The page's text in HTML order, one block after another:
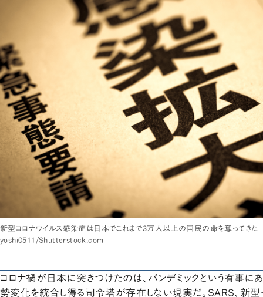
新型コロナウイルス感染症は日本でこれまで3万人以上の国民の命を奪ってきた
yoshi0511/Shutterstock.com
コロナ禍が日本に突きつけたのは、パンデミックという有事に
勢変化を統合し得る司令塔が存在しない現実だ。SARS、新